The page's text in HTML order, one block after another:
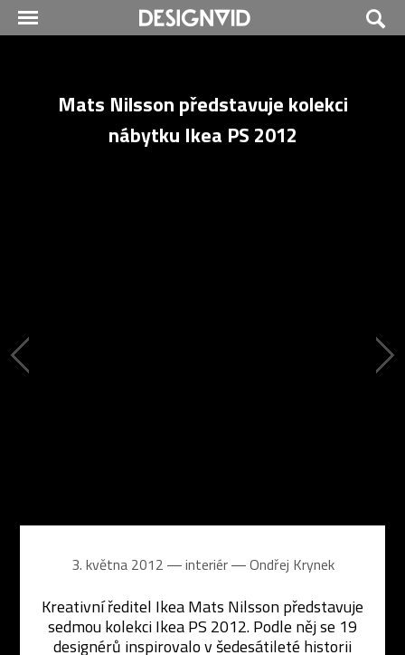
Mats Nilsson představuje kolekci
nábytku Ikea PS 2012
3. května 2012 ― interiér ―Ondřej Krynek
Kreativní ředitel Ikea Mats Nilsson představuje
sedmou kolekci Ikea PS 2012. Podle něj se 19
designérů inspirovalo v šedesátileté historii